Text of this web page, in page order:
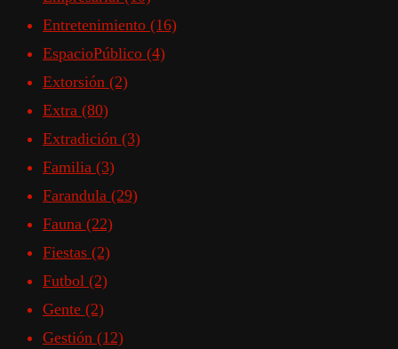
Entretenimiento (16)
EspacioPúblico (4)
Extorsión (2)
Extra (80)
Extradición (3)
Familia (3)
Farandula (29)
Fauna (22)
Fiestas (2)
Futbol (2)
Gente (2)
Gestión (12)